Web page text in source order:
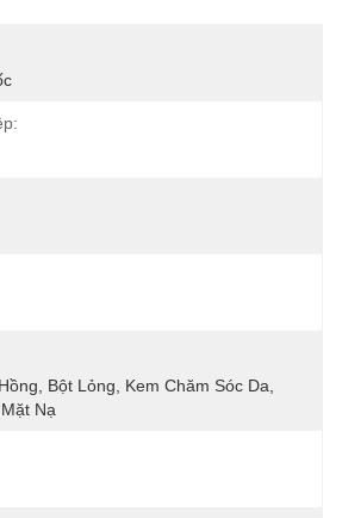
Bột Lỏng, Kem Chăm Sóc Da,
Nạ